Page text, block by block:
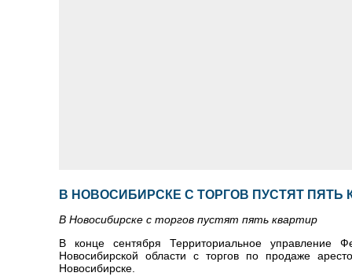
В НОВОСИБИРСКЕ С ТОРГОВ ПУСТЯТ ПЯТЬ
В Новосибирске с торгов пустят пять квартир
В конце сентября Территориальное управление
Новосибирской области с торгов по продаже
Новосибирске.